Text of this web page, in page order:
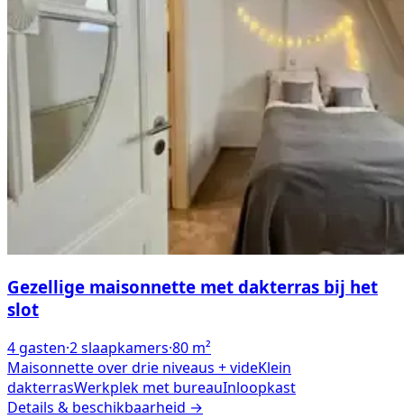
Gezellige maisonnette met dakterras bij het
slot
4gasten·2slaapkamers·80 m²
Maisonnette over drie niveaus + videKlein
dakterrasWerkplek met bureauInloopkast
Details & beschikbaarheid →